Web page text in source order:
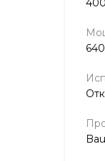
640